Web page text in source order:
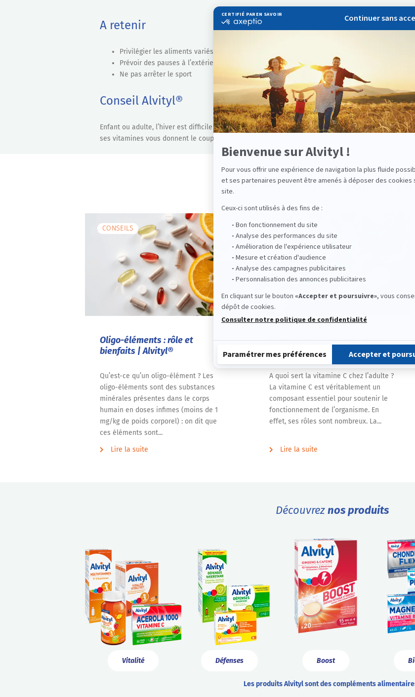
A retenir
Privilégier les aliments variés et riches en vitamines, particulièrement en vitamine D
Prévoir des pauses à l’extérieur dans vos journées
Ne pas arrêter le sport
Conseil Alvityl®
Enfant ou adulte, l’hiver est difficile pour tout le monde !Alvityl® Multivitamines Solution Buvable
ses vitamines vous donnent le coup de boost nécessaire pour faire face l’hiver.
Retrouvez d’autresconseils
CONSEILS
Oligo-éléments : rôle et
bienfaits | Alvityl®
Qu’est-ce qu’un oligo-élément ? Les
oligo-éléments sont des substances
minérales présentes dans le corps
humain en doses infimes (moins de 1
mg/kg de poids corporel) : on dit que
ces éléments sont...
Lire la suite
CONSEILS
Manque de vitamine C : quels
sont les signes ? | Alvityl®
A quoi sert la vitamine C chez l’adulte ?
La vitamine C est véritablement un
composant essentiel pour soutenir le
fonctionnement de l’organisme. En
effet, ses rôles sont nombreux. La...
Lire la suite
Découvreznos produits
Vitalité Défenses Boost
Les produits Alvityl sont des compléments